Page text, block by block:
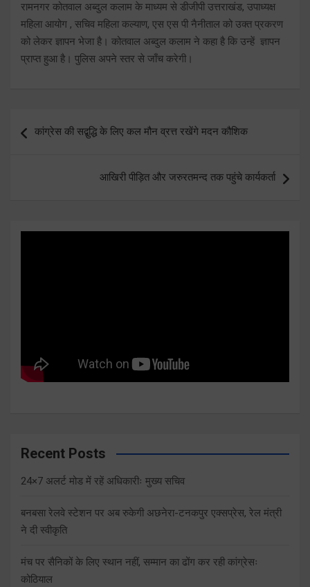
रामनगर कोतवाल अब्दुल कलाम के माध्यम से डीजीपी उत्तराखंड, उपाध्यक्ष
महिला आयोग , सचिव महिला कल्याण, एस एस पी नैनीताल को उक्त प्रकरण
को लेकर ज्ञापन भेजा है। कोतवाल अब्दुल कलाम ने कहा है कि उन्हें ज्ञापन
प्राप्त हुआ है। पुलिस अपने स्तर से जाँच करेगी।
navigation
कांग्रेस की सद्बुद्धि के लिए कल मौन व्रत्त रखेंगे मदन कौशिक
आखिरी पीड़ित और जरुरतमन्द तक पहुंचे कार्यकर्ता
Recent Posts
24×7 अलर्ट मोड में रहें अधिकारीः मुख्य सचिव
बनबसा रेलवे स्टेशन पर अब रुकेगी अछनेरा-टनकपुर एक्सप्रेस, रेल मंत्री
ने दी स्वीकृति
मंच पर सैनिकों के लिए स्थान नहीं, सम्मान का ढोंग कर रही कांग्रेसः
कोठियाल